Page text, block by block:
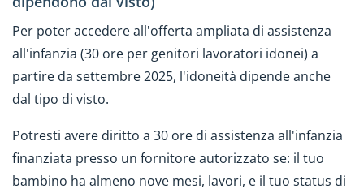
Per poter accedere all'offerta ampliata di assistenza
all'infanzia (30 ore per genitori lavoratori idonei) a
partire da settembre 2025, l'idoneità dipende anche
dal tipo di visto.
Potresti avere diritto a 30 ore di assistenza all'infanzia
finanziata presso un fornitore autorizzato se: il tuo
bambino ha almeno nove mesi, lavori, e il tuo status di